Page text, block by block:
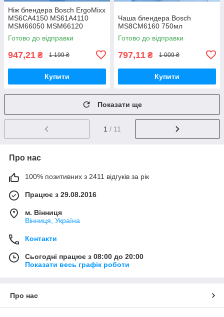
Ніж блендера Bosch ErgoMixx
MS6CA4150 MS61A4110
MSM66050 MSM66120
MSM66130 MSM66146
MSM66155 MSM67SPORT
Готово до відправки
947,21 ₴ 1 199 ₴
Купити
Чаша блендера Bosch
MS8CM6160 750мл
Готово до відправки
797,11 ₴ 1 009 ₴
Купити
Показати ще
1 / 11
Про нас
100% позитивних з 2411 відгуків за рік
Працює з 29.08.2016
м. Вінниця
Вінниця, Україна
Контакти
Сьогодні працює з 08:00 до 20:00
Показати весь графік роботи
Про нас